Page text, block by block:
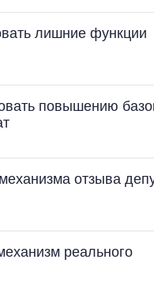
лишние функции
повышению
отзыва
реального